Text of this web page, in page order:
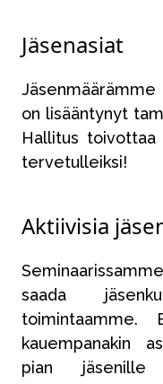
Jäsenasiat
on lisääntynyt
Hallitus
tervetulleiksi!
Aktiivisia
saada
toimintaamme.
kauempanakin
pian jäsenille